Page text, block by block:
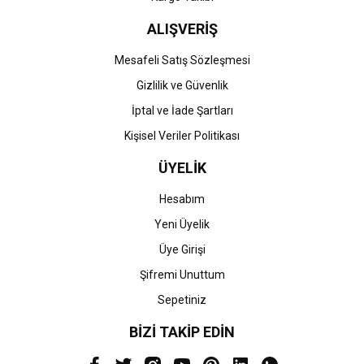
ALIŞVERİŞ
Mesafeli Satış Sözleşmesi
Gizlilik ve Güvenlik
İptal ve İade Şartları
Kişisel Veriler Politikası
ÜYELİK
Hesabım
Yeni Üyelik
Üye Girişi
Şifremi Unuttum
Sepetiniz
BİZİ TAKİP EDİN